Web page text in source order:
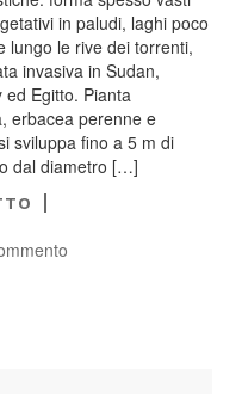
in paludi, laghi poco
lungo le rive dei torrenti,
invasiva in Sudan,
ed Egitto. Pianta
erbacea perenne e
sviluppa fino a 5 m di
dal diametro […]